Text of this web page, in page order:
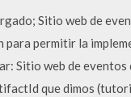
Sitio web de
para permitir la
Sitio web de
que dimos